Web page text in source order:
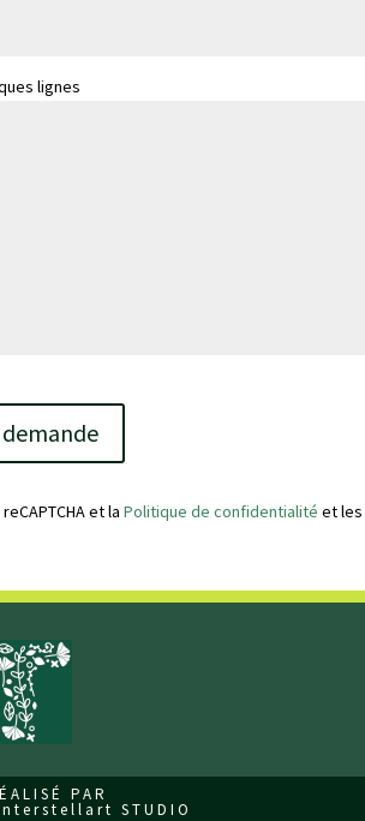
lignes
et la Politique de confidentialité et les
PAR
STUDIO